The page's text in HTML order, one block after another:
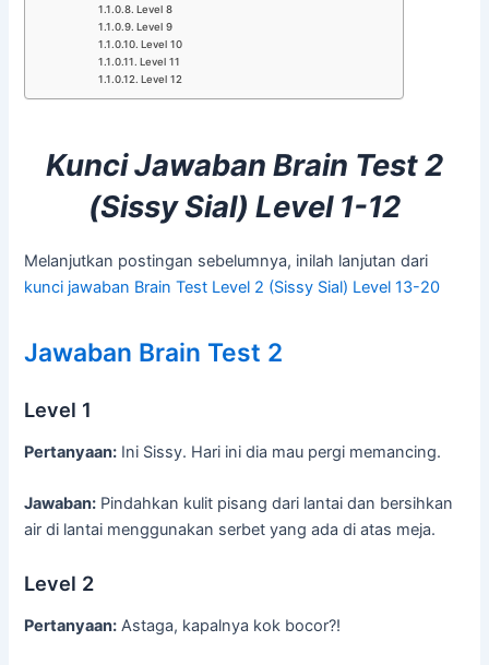
Level 8
Level 9
Level 10
Level 11
Level 12
Kunci Jawaban Brain Test 2
(Sissy Sial) Level 1-12
Melanjutkan postingan sebelumnya, inilah lanjutan dari
kunci jawaban Brain Test Level 2 (Sissy Sial) Level 13-20
Jawaban Brain Test 2
Level 1
Pertanyaan: Ini Sissy. Hari ini dia mau pergi memancing.
Jawaban: Pindahkan kulit pisang dari lantai dan bersihkan
air di lantai menggunakan serbet yang ada di atas meja.
Level 2
Pertanyaan: Astaga, kapalnya kok bocor?!